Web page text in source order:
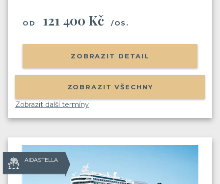
OD 121 400 Kč /OS.
ZOBRAZIT DETAIL
ZOBRAZIT VŠECHNY
Zobrazit další termíny
AIDASTELLA